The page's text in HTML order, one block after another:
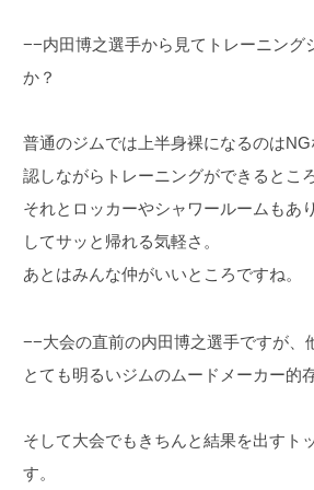
−−内田博之選手から見てトレーニン
か？
普通のジムでは上半身裸になるのは
認しながらトレーニングができるところ
それとロッカーやシャワールームもあ
してサッと帰れる気軽さ。
あとはみんな仲がいいところですね。
−−大会の直前の内田博之選手ですが
とても明るいジムのムードメーカー的
そして大会でもきちんと結果を出すト
す。